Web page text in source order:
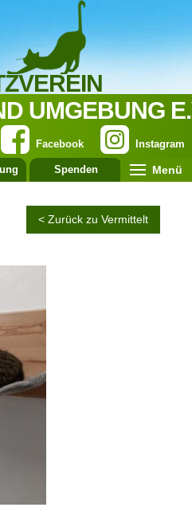
UMGEBUNG
Instagram
Facebook
Spenden Menü
< Zurück zu Vermittelt